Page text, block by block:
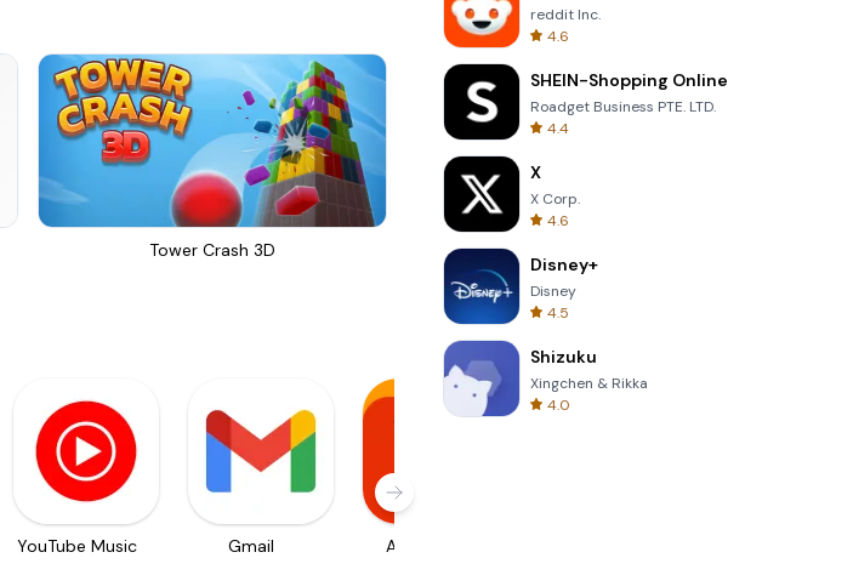
Tower Crash 3D
YouTube Music Gmail AliExpress
reddit Inc.
4.6
SHEIN-Shopping Online
Roadget Business PTE. LTD.
4.4
X
X Corp.
4.6
Disney+
Disney
4.5
Shizuku
Xingchen & Rikka
4.0